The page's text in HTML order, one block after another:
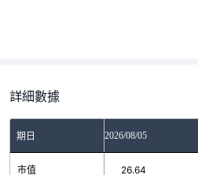
詳細數據
期日
2026/08/04 2026/08/05
市值26.01 26.64